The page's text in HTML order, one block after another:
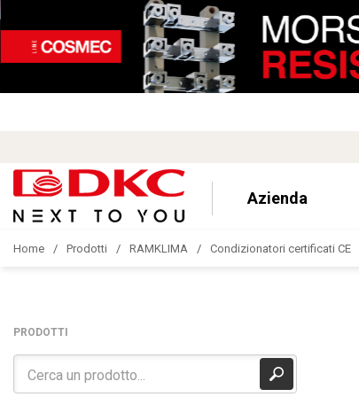
Azienda
Home Prodotti RAMKLIMA Condizionatori certificati CE
PRODOTTI